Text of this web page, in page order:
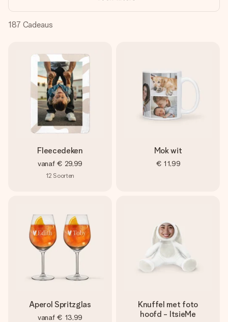
jullie foto of een boodschap die raakt. Zonder gedoe, maar
met alle aandacht voor het moment.
187 Cadeaus
Fleecedeken
vanaf € 29,99
12 Soorten
Mok wit
€ 11,99
Aperol Spritzglas
vanaf € 13,99
Knuffel met foto
hoofd - ItsieMe